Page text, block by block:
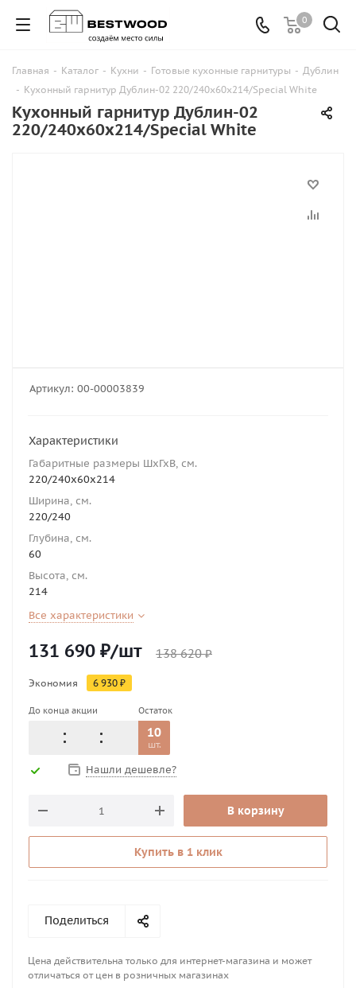
0
Главная - Каталог - Кухни - Готовые кухонные гарнитуры - Дублин
- Кухонный гарнитур Дублин-02 220/240х60х214/Special White
Кухонный гарнитур Дублин-02
220/240х60х214/Special White
Артикул: 00-00003839
Характеристики
Габаритные размеры ШхГхВ, см.
220/240х60х214
Ширина, см.
220/240
Глубина, см.
60
Высота, см.
214
Все характеристики
131 690 ₽/шт 138 620₽
Экономия 6 930 ₽
До конца акции Остаток
10
шт.
Нашли дешевле?
В корзину
Купить в 1 клик
Поделиться
Цена действительна только для интернет-магазина и может
отличаться от цен в розничных магазинах